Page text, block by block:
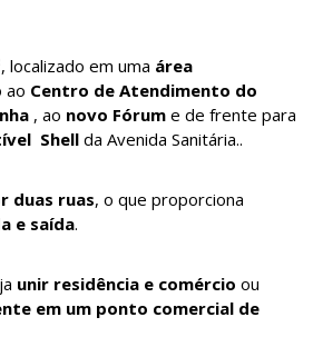
, localizado em uma área
ao Centro de Atendimento do
, ao novo Fórum e de frente para
Shell da Avenida Sanitária..
duas ruas, o que proporciona
e saída.
unir residência e comércio ou
em um ponto comercial de